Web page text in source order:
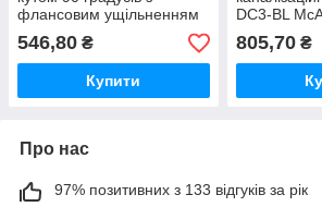
флансовим ущільненням
McAlpine
546,80 ₴
Купити
DC3-BL
805,70₴
Про нас
97% позитивних з 133 відгуків за рік